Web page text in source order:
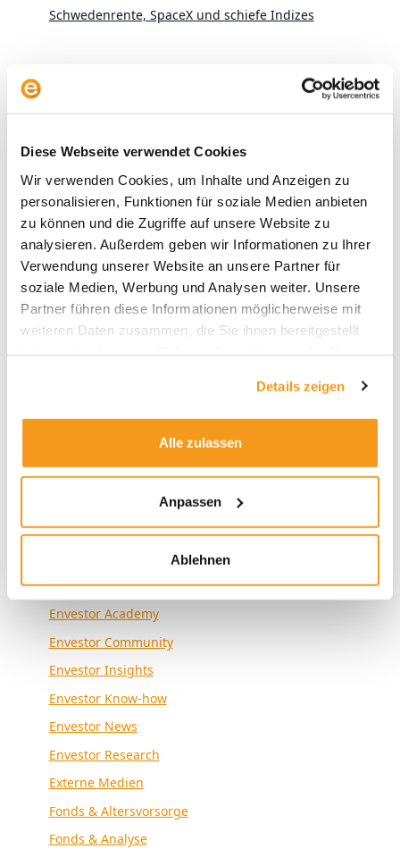
Diese Webseite verwendet Cookies
Wir verwenden Cookies, um Inhalte und Anzeigen zu
personalisieren, Funktionen für soziale Medien anbieten
zu können und die Zugriffe auf unsere Website zu
analysieren. Außerdem geben wir Informationen zu Ihrer
Verwendung unserer Website an unsere Partner für
soziale Medien, Werbung und Analysen weiter. Unsere
Partner führen diese Informationen möglicherweise mit
weiteren Daten zusammen, die Sie ihnen bereitgestellt
Details zeigen
Alle zulassen
Anpassen
Ablehnen
Schwedenrente, SpaceX und schiefe Indizes
Archive
2026
2025
2024
2023
Allgemein
Envestor Academy
Envestor Community
Envestor Insights
Envestor Know-how
Envestor News
Envestor Research
Externe Medien
Fonds & Altersvorsorge
Fonds & Analyse